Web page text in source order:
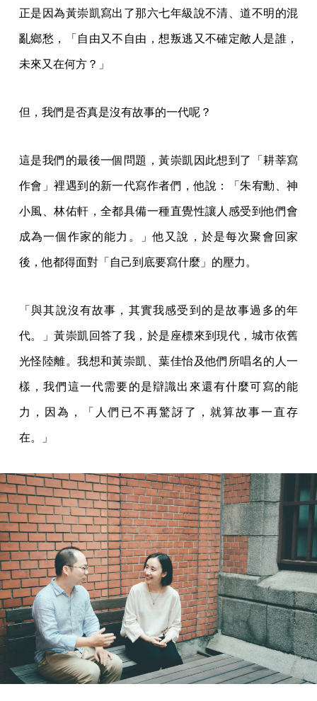
正是因為黃崇凱寫出了那六七年級說不清、道不明的混
亂鄉愁，「自由又不自由，想叛逃又不確定敵人是誰，
未來又在何方？」
但，我們是否真是沒有故事的一代呢？
這是我們的最後一個問題，黃崇凱因此想到了「耕莘寫
作會」裡遇到的新一代寫作者們，他說：「朱宥勳、神
小風、林佑軒，全都具備一種直覺性讓人感受到他們會
成為一個作家的能力。」他又說，於是每次聚會回家
後，他都得面對「自己到底要寫什麼」的壓力。
「與其說沒有故事，其實我感受到的是故事過多的年
代。」黃崇凱回答了我，於是座標來到現代，城市依舊
光怪陸離。我想和黃崇凱、葉佳怡及他們所唱名的人一
樣，我們這一代需要的是辯識出來還有什麼可寫的能
力，因為，「人們已不再驚訝了，就算故事一直存
在。」